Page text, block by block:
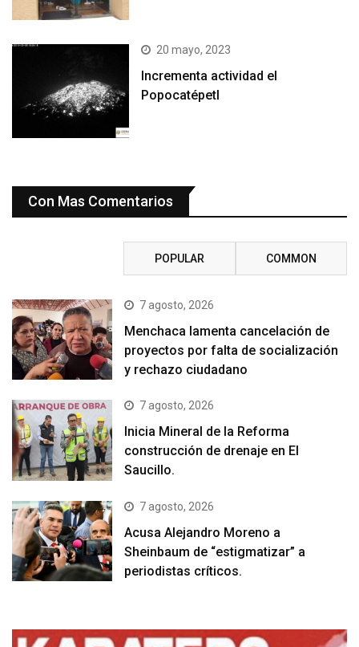
20 mayo, 2023
Incrementa actividad el
Popocatépetl
Con Mas Comentarios
POPULAR COMMON
7 agosto, 2026
Menchaca lamenta cancelación de
proyectos por falta de socialización
y rechazo ciudadano
7 agosto, 2026
Inicia Mineral de la Reforma
construcción de drenaje en El
Saucillo.
7 agosto, 2026
Acusa Alejandro Moreno a
Sheinbaum de “estigmatizar” a
periodistas críticos.